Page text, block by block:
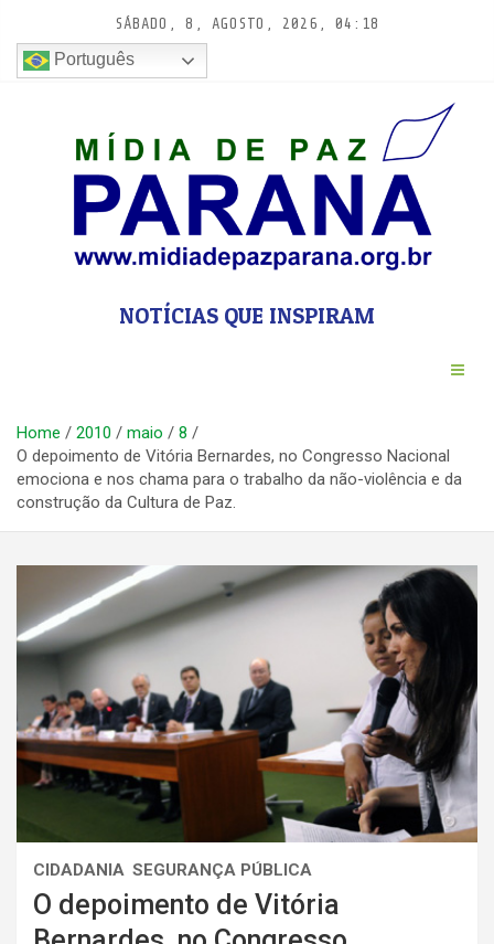
conteúdo
SÁBADO, 8, AGOSTO, 2026, 04:18
Português
NOTÍCIAS QUE INSPIRAM
Home 2010 maio
8
O depoimento de Vitória Bernardes, no Congresso Nacional
emociona e nos chama para o trabalho da não-violência e da
construção da Cultura de Paz.
CIDADANIA SEGURANÇA PÚBLICA
O depoimento de Vitória